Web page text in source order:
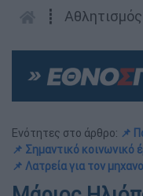
┋ Αθλητισμός
Ενότητες στο άρθρο: 📌
📌 Σημαντικό κοινωνικό
📌 Λατρεία για τον